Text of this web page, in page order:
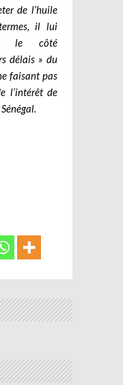
de l’huile
il lui
le côté
délais » du
faisant pas
l’intérêt de